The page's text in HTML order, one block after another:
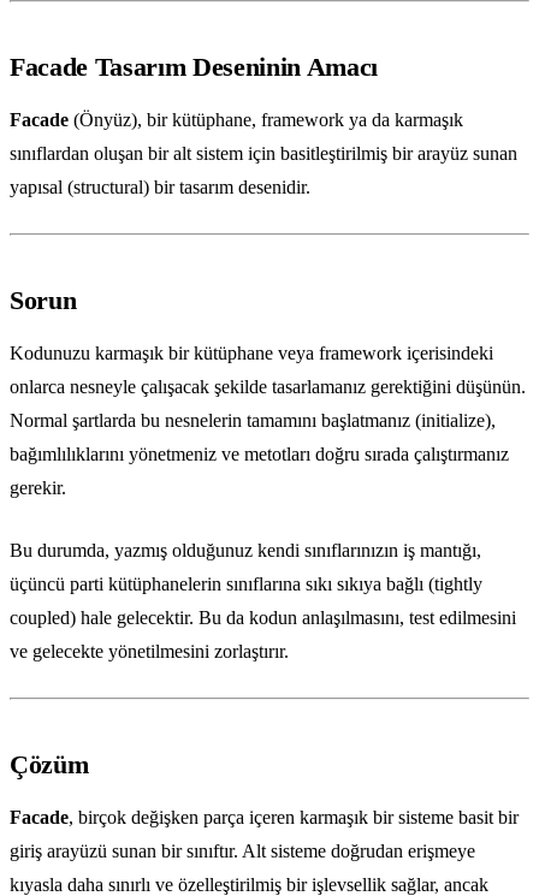
Facade Tasarım Deseninin Amacı
Facade (Önyüz), bir kütüphane, framework ya da karmaşık
sınıflardan oluşan bir alt sistem için basitleştirilmiş bir arayüz sunan
yapısal (structural) bir tasarım desenidir.
Sorun
Kodunuzu karmaşık bir kütüphane veya framework içerisindeki
onlarca nesneyle çalışacak şekilde tasarlamanız gerektiğini düşünün.
Normal şartlarda bu nesnelerin tamamını başlatmanız (initialize),
bağımlılıklarını yönetmeniz ve metotları doğru sırada çalıştırmanız
gerekir.
Bu durumda, yazmış olduğunuz kendi sınıflarınızın iş mantığı,
üçüncü parti kütüphanelerin sınıflarına sıkı sıkıya bağlı (tightly
coupled) hale gelecektir. Bu da kodun anlaşılmasını, test edilmesini
ve gelecekte yönetilmesini zorlaştırır.
Çözüm
Facade, birçok değişken parça içeren karmaşık bir sisteme basit bir
giriş arayüzü sunan bir sınıftır. Alt sisteme doğrudan erişmeye
kıyasla daha sınırlı ve özelleştirilmiş bir işlevsellik sağlar, ancak